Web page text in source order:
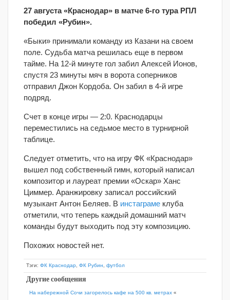
27 августа «Краснодар» в матче 6-го тура РПЛ
победил «Рубин».
«Быки» принимали команду из Казани на своем
поле. Судьба матча решилась еще в первом
тайме. На 12-й минуте гол забил Алексей Ионов,
спустя 23 минуты мяч в ворота соперников
отправил Джон Кордоба. Он забил в 4-й игре
подряд.
Счет в конце игры — 2:0. Краснодарцы
переместились на седьмое место в турнирной
таблице.
Следует отметить, что на игру ФК «Краснодар»
вышел под собственный гимн, который написал
композитор и лауреат премии «Оскар» Ханс
Циммер. Аранжировку записал российский
музыкант Антон Беляев. В инстаграме клуба
отметили, что теперь каждый домашний матч
команды будут выходить под эту композицию.
Похожих новостей нет.
Тэги: ФК Краснодар ФК Рубин футбол
Другие сообщения
На набережной Сочи загорелось кафе на 500 кв. метрах «